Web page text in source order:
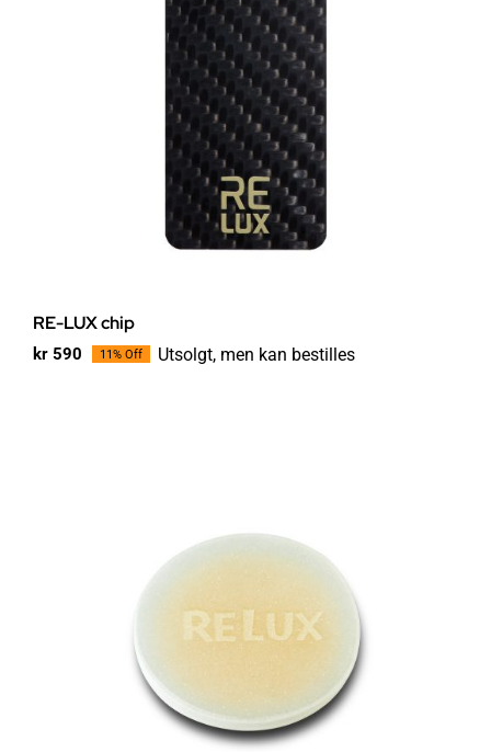
RE-LUX chip
Opprinnelig
kr 590Nåværende
11% Off Utsolgt, men kan bestilles